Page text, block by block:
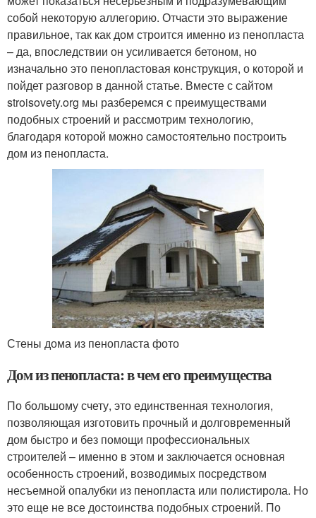
собой некоторую аллегорию. Отчасти это выражение
правильное, так как дом строится именно из пенопласта
– да, впоследствии он усиливается бетоном, но
изначально это пенопластовая конструкция, о которой и
пойдет разговор в данной статье. Вместе с сайтом
stroisovety.org мы разберемся с преимуществами
подобных строений и рассмотрим технологию,
благодаря которой можно самостоятельно построить
дом из пенопласта.
Стены дома из пенопласта фото
Дом из пенопласта: в чем его преимущества
По большому счету, это единственная технология,
позволяющая изготовить прочный и долговременный
дом быстро и без помощи профессиональных
строителей – именно в этом и заключается основная
особенность строений, возводимых посредством
несъемной опалубки из пенопласта или полистирола. Но
это еще не все достоинства подобных строений. По